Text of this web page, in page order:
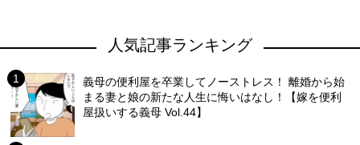
人気記事ランキング
義母の便利屋を卒業してノーストレス！ 離婚から始
まる妻と娘の新たな人生に悔いはなし！【嫁を便利
屋扱いする義母 Vol.44】